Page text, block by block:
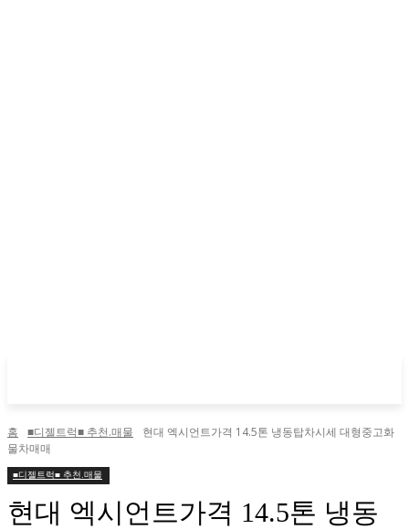
홈 ■디젤트럭■ 추천.매물
현대 엑시언트가격 14.5톤 냉동탑차시세 대형중고화
물차매매
■디젤트럭■ 추천.매물
현대 엑시언트가격 14.5톤 냉동